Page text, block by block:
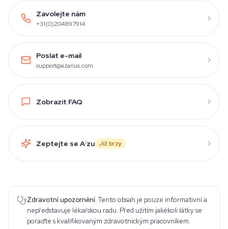
Zavolejte nám
+31(0)204897914
Poslat e-mail
support@azarius.com
Zobrazit FAQ
Zeptejte se Aizu Již brzy
Zdravotní upozornění. Tento obsah je pouze informativní a
nepředstavuje lékařskou radu. Před užitím jakékoli látky se
poraďte s kvalifikovaným zdravotnickým pracovníkem.